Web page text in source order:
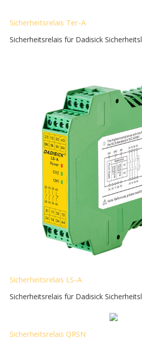
Sicherheitsrelais Ter-A
Sicherheitsrelais für Dadisick
Sicherheitsrelais LS-A
Sicherheitsrelais für Dadisick
Sicherheitsrelais QRSN